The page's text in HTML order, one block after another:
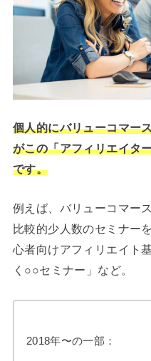
個人的にバリューコマー
がこの「アフィリエイタ
です。
例えば、バリューコマー
比較的少人数のセミナー
心者向けアフィリエイト
く○○セミナー」など。
2018年〜の一部：